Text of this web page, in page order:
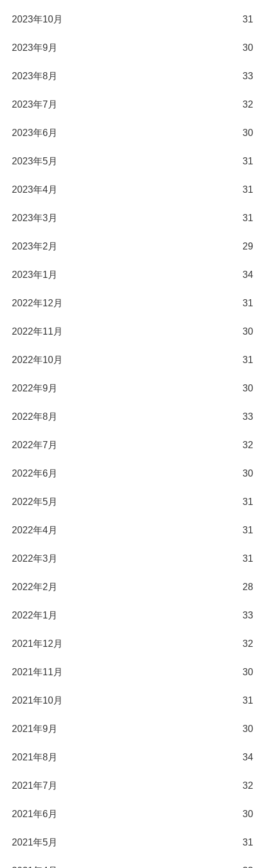
2023年10月 31
2023年9月 30
2023年8月 33
2023年7月 32
2023年6月 30
2023年5月 31
2023年4月 31
2023年3月 31
2023年2月 29
2023年1月 34
2022年12月 31
2022年11月 30
2022年10月 31
2022年9月 30
2022年8月 33
2022年7月 32
2022年6月 30
2022年5月 31
2022年4月 31
2022年3月 31
2022年2月 28
2022年1月 33
2021年12月 32
2021年11月 30
2021年10月 31
2021年9月 30
2021年8月 34
2021年7月 32
2021年6月 30
2021年5月 31